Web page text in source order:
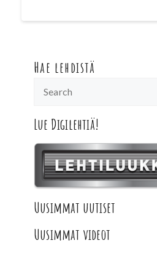
Hae lehdistä
Lue Digilehtiä!
Uusimmat uutiset
Uusimmat videot